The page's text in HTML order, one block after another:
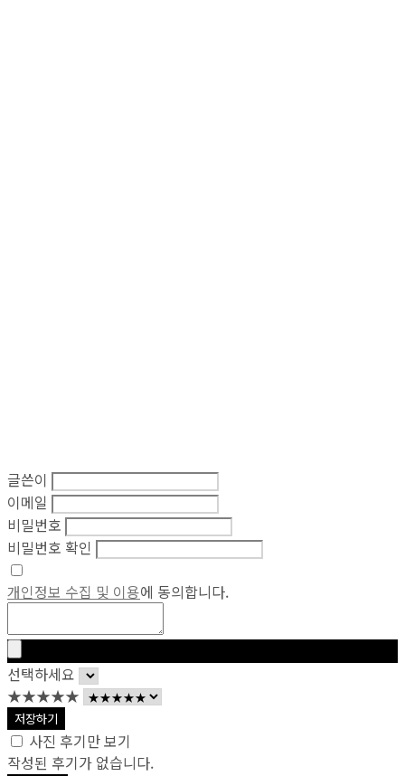
글쓴이
이메일
비밀번호
비밀번호 확인
개인정보 수집 및 이용에 동의합니다.
선택하세요
★★★★★
저장하기
사진 후기만 보기
작성된 후기가 없습니다.